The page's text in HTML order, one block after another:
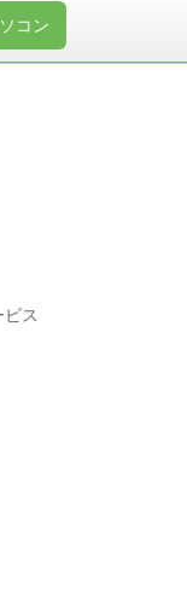
コン
ス